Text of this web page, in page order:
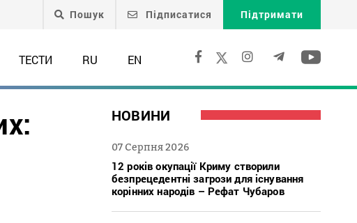
Пошук Підписатися Підтримати
ТЕСТИ RU EN
НОВИНИ
07 Серпня 2026
12 років окупації Криму створили
безпрецедентні загрози для існування
корінних народів – Рефат Чубаров